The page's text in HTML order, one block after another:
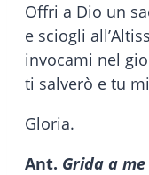
Offri a Dio un
e sciogli
invocami nel
ti salverò e tu
Gloria.
Ant. Grida a